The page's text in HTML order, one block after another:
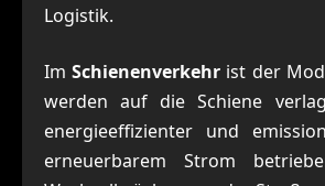
Logistik.
ImSchienenverkehr ist der
werden auf die Schiene
energieeffizienter und
erneuerbarem Strom